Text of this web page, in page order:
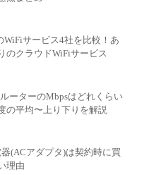
WiFiサービス4社を比較！あ
のクラウドWiFiサービス
ーターのMbpsはどれくらい
の平均〜上り下りを解説
(ACアダプタ)は契約時に買
理由